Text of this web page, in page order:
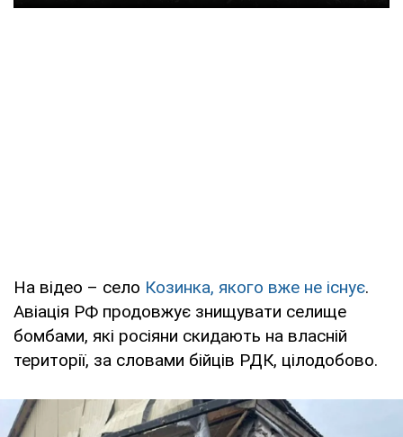
На відео – село Козинка, якого вже не існує.
Авіація РФ продовжує знищувати селище
бомбами, які росіяни скидають на власній
території, за словами бійців РДК, цілодобово.